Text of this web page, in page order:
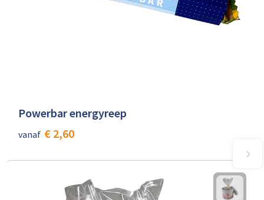
Powerbar energyreep
vanaf € 2,60